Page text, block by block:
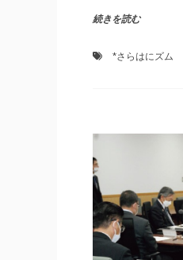
続きを読む
*さらはにズム